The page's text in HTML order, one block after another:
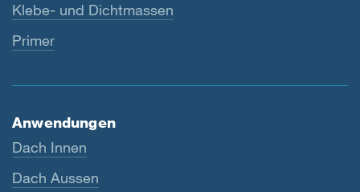
Klebe- und Dichtmassen
Primer
Anwendungen
Dach Innen
Dach Aussen